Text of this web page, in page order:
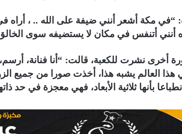
مكة أشعر أنني ضيفة على الله .. ، أراه
أنني أتنفس في مكان لا يستضيفه سوى
أخرى نشرت للكعبة، قالت: “أنا فنانة، أرسم،
هذا العالم يشبه هذا، أخذت صورا من جميع
بأنها ثلاثية الأبعاد، فهي معجزة في حد